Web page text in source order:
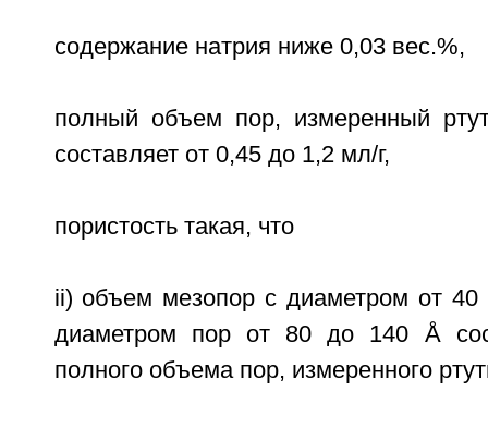
содержание натрия ниже 0,03 вес.%,
полный объем пор, измеренный
составляет от 0,45 до 1,2 мл/г,
пористость такая, что
ii) объем мезопор с диаметром от
диаметром пор от 80 до 140 Å
полного объема пор, измеренного